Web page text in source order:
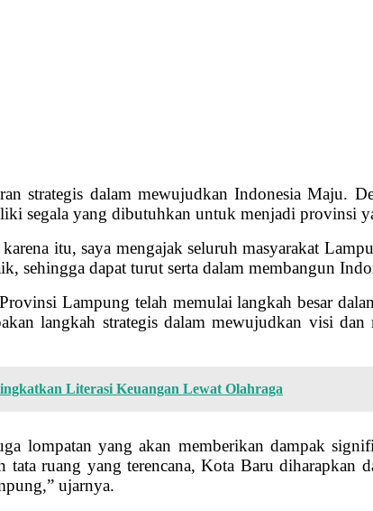
strategis dalam mewujudkan Indonesia Maju.
segala yang dibutuhkan untuk menjadi provinsi
itu, saya mengajak seluruh masyarakat
sehingga dapat turut serta dalam membangun
Lampung telah memulai langkah besar
langkah strategis dalam mewujudkan visi
Literasi Keuangan Lewat Olahraga
lompatan yang akan memberikan dampak
tata ruang yang terencana, Kota Baru diharapkan
ujarnya.